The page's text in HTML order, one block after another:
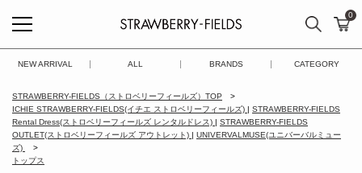
STRAWBERRY-FIELDS
検索 カ
0
NEW ARRIVAL ALL BRANDS CATEGORY
STRAWBERRY-FIELDS（ストロベリーフィールズ）TOP
ICHIE STRAWBERRY-FIELDS(イチエ ストロベリーフィールズ) | STRAWBERRY-FIELDS
Rental Dress(ストロベリーフィールズ レンタルドレス) | STRAWBERRY-FIELDS
OUTLET(ストロベリーフィールズ アウトレット) | UNIVERVALMUSE(ユニバーバルミュー
ズ)
トップス